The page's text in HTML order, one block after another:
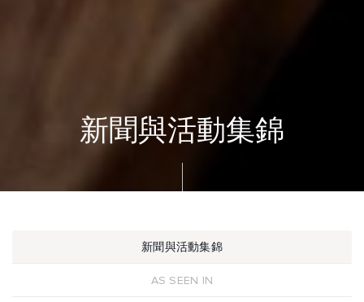
新聞與活動集錦
新聞與活動集錦
AS SEEN IN